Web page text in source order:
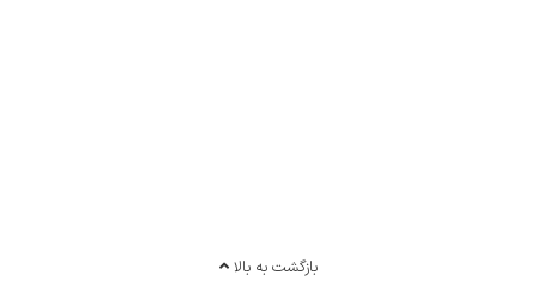
بازگشت به بالا